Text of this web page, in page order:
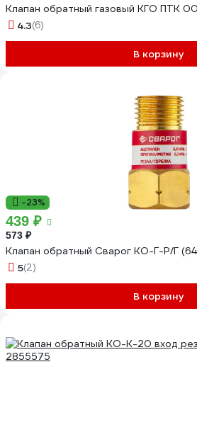
Клапан обратный газовый КГО ПТК
4.3(6)
В корзину
-23%
439 ₽
573 ₽
Клапан обратный Сварог КО-Г-Р/Г
5(2)
В корзину